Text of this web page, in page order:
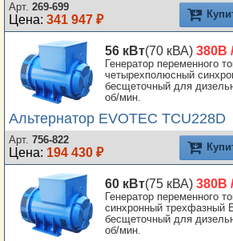
Арт. 269-699
Цена: 341 947 ₽
56 кВт(70 кВА) 380В
Генератор переменного
четырехполюсный
бесщеточный для
об/мин.
Альтернатор EVOTEC TCU228D
Арт. 756-822
Цена: 194 430 ₽
60 кВт(75 кВА) 380В
Генератор переменного
синхронный трехфазный
бесщеточный для
об/мин.